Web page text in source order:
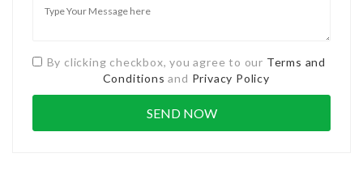
By clicking checkbox, you agree to our Terms and
Conditions and Privacy Policy